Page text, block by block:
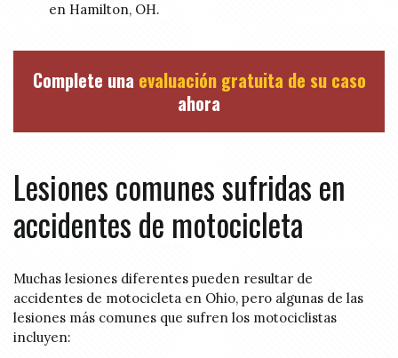
en Hamilton, OH.
Complete una evaluación gratuita de su caso
ahora
Lesiones comunes sufridas en
accidentes de motocicleta
Muchas lesiones diferentes pueden resultar de
accidentes de motocicleta en Ohio, pero algunas de las
lesiones más comunes que sufren los motociclistas
incluyen: